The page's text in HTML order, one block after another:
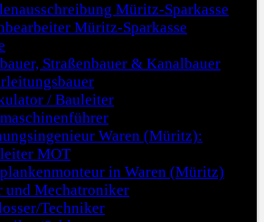
Müritz-Sparkasse
Müritz-Sparkasse
Straßenbauer & Kanalbauer
/ Bauleiter
Waren (Müritz):
MOT
in Waren (Müritz)
und Mechatroniker
Techniker